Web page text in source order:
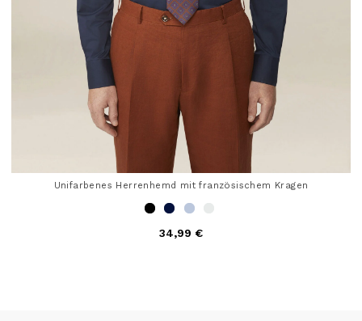
Unifarbenes Herrenhemd mit französischem Kragen
34,99 €